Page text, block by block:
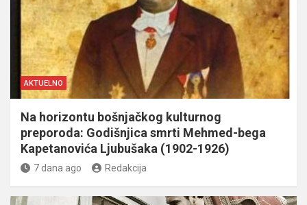
AKTUELNO
Na horizontu bošnjačkog kulturnog
preporoda: Godišnjica smrti Mehmed-bega
Kapetanovića Ljubušaka (1902-1926)
7 dana ago Redakcija